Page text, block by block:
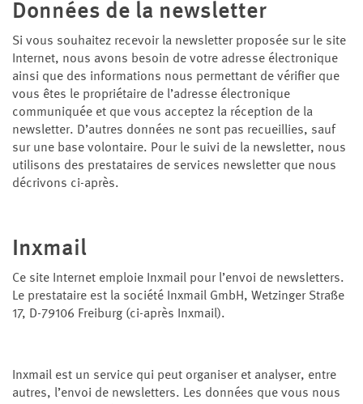
Données de la newsletter
Si vous souhaitez recevoir la newsletter proposée sur le site
Internet, nous avons besoin de votre adresse électronique
ainsi que des informations nous permettant de vérifier que
vous êtes le propriétaire de l’adresse électronique
communiquée et que vous acceptez la réception de la
newsletter. D’autres données ne sont pas recueillies, sauf
sur une base volontaire. Pour le suivi de la newsletter, nous
utilisons des prestataires de services newsletter que nous
décrivons ci-après.
Inxmail
Ce site Internet emploie Inxmail pour l’envoi de newsletters.
Le prestataire est la société Inxmail GmbH, Wetzinger Straße
17, D-79106 Freiburg (ci-après Inxmail).
Inxmail est un service qui peut organiser et analyser, entre
autres, l’envoi de newsletters. Les données que vous nous